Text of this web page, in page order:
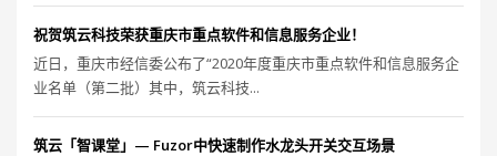
祝贺筑云科技荣获重庆市重点软件和信息服务企业！
近日，重庆市经信委公布了“2020年度重庆市重点软件和信息服务企
业名单（第二批）其中，筑云科技...
筑云「智课堂」— Fuzor中快速制作水龙头开关交互场景